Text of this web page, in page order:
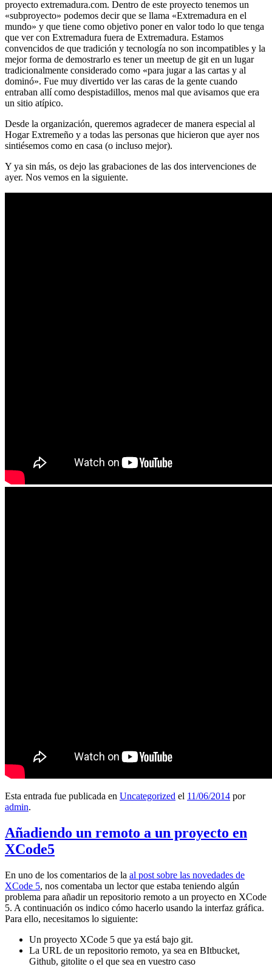
proyecto extremadura.com. Dentro de este proyecto tenemos un
«subproyecto» podemos decir que se llama «Extremadura en el
mundo» y que tiene como objetivo poner en valor todo lo que tenga
que ver con Extremadura fuera de Extremadura. Estamos
convencidos de que tradición y tecnología no son incompatibles y la
mejor forma de demostrarlo es tener un meetup de git en un lugar
tradicionalmente considerado como «para jugar a las cartas y al
dominó». Fue muy divertido ver las caras de la gente cuando
entraban allí como despistadillos, menos mal que avisamos que era
un sitio atípico.
Desde la organización, queremos agradecer de manera especial al
Hogar Extremeño y a todas las personas que hicieron que ayer nos
sintiésemos como en casa (o incluso mejor).
Y ya sin más, os dejo las grabaciones de las dos intervenciones de
ayer. Nos vemos en la siguiente.
Esta entrada fue publicada en Uncategorized el 11/06/2014 por
admin.
Añadiendo un remoto a un proyecto en
XCode5
En uno de los comentarios de la al post sobre las novedades de
XCode 5, nos comentaba un lector que estaba teniendo algún
problema para añadir un repositorio remoto a un proyecto en XCode
5. A continuación os indico cómo hacerlo usando la interfaz gráfica.
Para ello, necesitamos lo siguiente:
Un proyecto XCode 5 que ya está bajo git.
La URL de un repositorio remoto, ya sea en BItbucket,
Github, gitolite o el que sea en vuestro caso